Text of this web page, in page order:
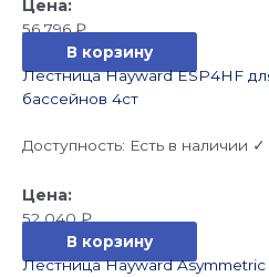
56 796₽
В корзину
Лестница Hayward ESP4HF
бассейнов 4cт
Доступность: Есть в наличии ✓
52 040₽
В корзину
Лестница Hayward